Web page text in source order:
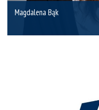
Magdalena Bąk